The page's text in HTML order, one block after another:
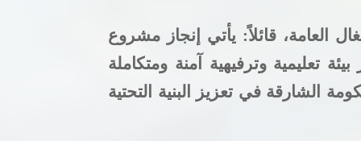
العامة، قائلاً: يأتي إنجاز مشروع
تعليمية وترفيهية آمنة ومتكاملة
الشارقة في تعزيز البنية التحتية